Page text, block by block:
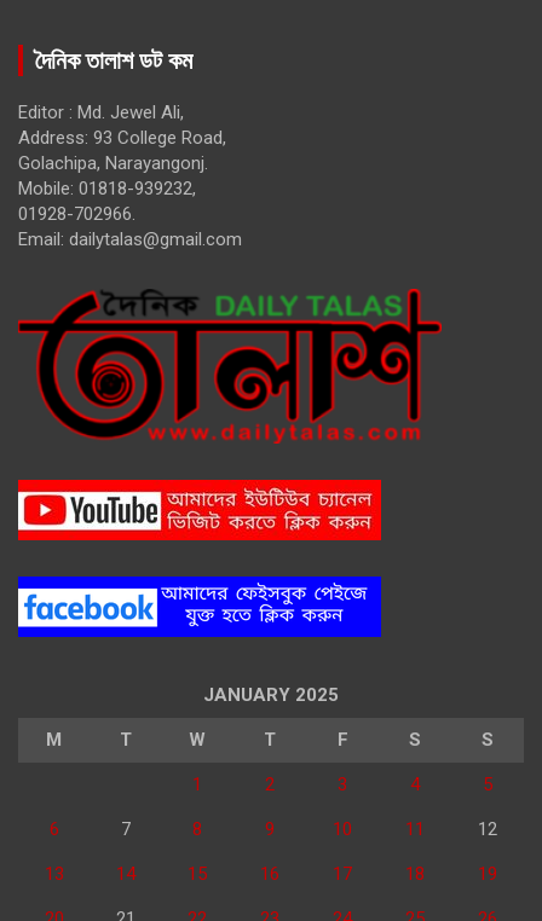
দৈনিক তালাশ ডট কম
Editor : Md. Jewel Ali,
Address: 93 College Road,
Golachipa, Narayangonj.
Mobile: 01818-939232,
01928-702966.
Email: dailytalas@gmail.com
JANUARY 2025
M T W T F S S
1 2 3 4 5
6 7 8 9 10 11 12
13 14 15 16 17 18 19